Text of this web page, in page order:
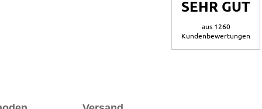
SEHR GUT
aus 1260
Kundenbewertungen